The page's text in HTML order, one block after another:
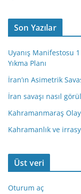
Son Yazılar
Uyanış Manifestosu
Yıkma Planı
İran’ın Asimetrik
İran savaşı nasıl
Kahramanmaraş
Kahramanlık ve
Üst veri
Oturum aç